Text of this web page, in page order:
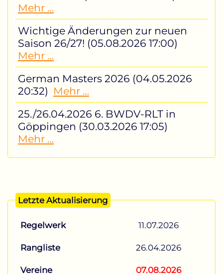
Mehr …
Wichtige Änderungen zur neuen
Saison 26/27! (05.08.2026 17:00)
Mehr …
German Masters 2026 (04.05.2026
20:32) Mehr …
25./26.04.2026 6. BWDV-RLT in
Göppingen (30.03.2026 17:05)
Mehr …
Letzte Aktualisierung
Regelwerk 11.07.2026
Rangliste 26.04.2026
Vereine 07.08.2026